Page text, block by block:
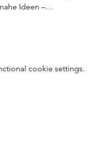
Ideen –…
cookie settings.